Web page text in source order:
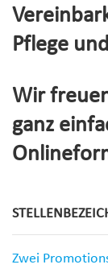
Pflege
Wir
ganz
Zwei